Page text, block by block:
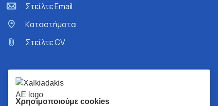
Στείλτε Email
Kαταστήματα
Στείλτε CV
Χρησιμοποιούμε cookies